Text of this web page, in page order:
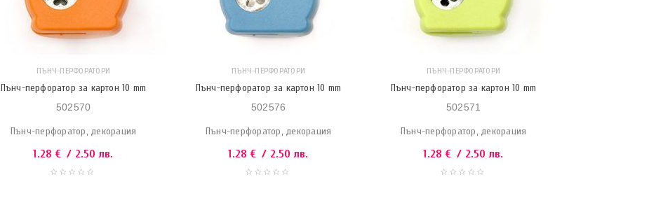
ПЪНЧ-ПЕРФОРАТОРИ
Пънч-перфоратор за картон 10 mm
502570
Пънч-перфоратор, декорация
1.28 € / 2.50 лв.
ПЪНЧ-ПЕРФОРАТОРИ
Пънч-перфоратор за картон 10 mm
502576
Пънч-перфоратор, декорация
1.28 € / 2.50 лв.
ПЪНЧ-ПЕРФОРАТОРИ
Пънч-перфоратор за картон 10 mm
502571
Пънч-перфоратор, декорация
1.28 € / 2.50 лв.